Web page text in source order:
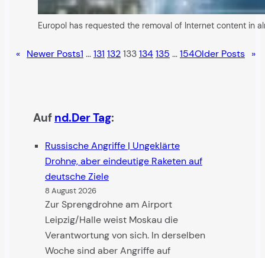
Europol has requested the removal of Internet content in
« Newer Posts1 …131 132133134135 …154Older Posts »
Auf nd.Der Tag:
Russische Angriffe | Ungeklärte
Drohne, aber eindeutige Raketen auf
deutsche Ziele
8 August 2026
Zur Sprengdrohne am Airport
Leipzig/Halle weist Moskau die
Verantwortung von sich. In derselben
Woche sind aber Angriffe auf